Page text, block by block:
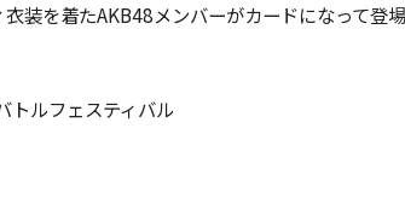
装を着たAKB48メンバーがカードになって登
トルフェスティバル